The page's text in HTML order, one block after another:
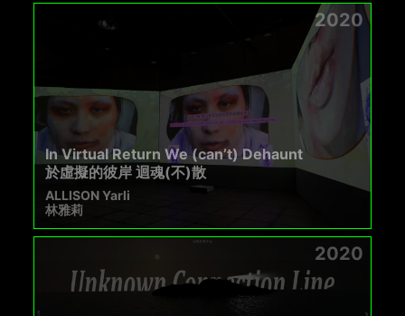
2020
In Virtual Return We (can’t) Dehaunt
於虛擬的彼岸 迴魂(不)散
ALLISON Yarli
林雅莉
2020